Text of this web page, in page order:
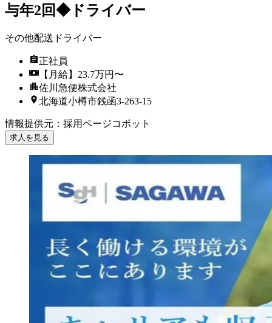
与年2回◆ドライバー
その他配送ドライバー
正社員
【月給】23.7万円〜
佐川急便株式会社
北海道小樽市銭函3-263-15
情報提供元 ： 採用ページコボット
求人を見る